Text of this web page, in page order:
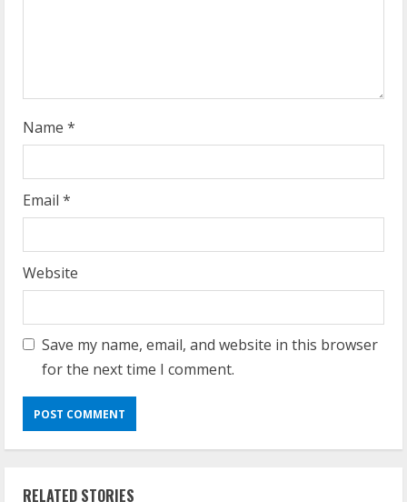
g
Name *
Email *
Website
Save my name, email, and website in this browser
for the next time I comment.
RELATED STORIES